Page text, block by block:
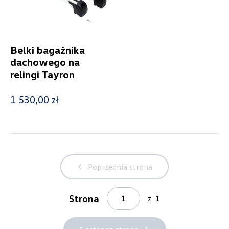
Belki bagażnika
dachowego na
relingi Tayron
1 530,00 zł
Poprzednia strona
Strona z 1
Wybierz dealera obsługującego
Twoje zapytanie
Alexas Car Servcie
Laski 10A, Przykona
+48 632 208 925